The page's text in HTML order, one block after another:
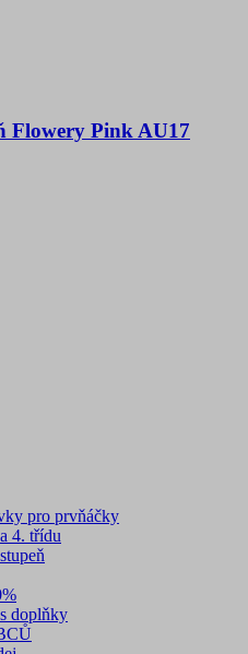
Flowery Pink AU17
pro prvňáčky
4. třídu
doplňky